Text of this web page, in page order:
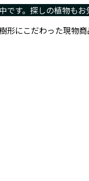
す。探しの植物もお
形にこだわった現物